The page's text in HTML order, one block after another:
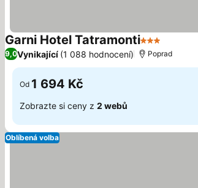
Garni Hotel Tatramonti3 Počet
9,0Vynikající (1 088 hodnocení) Poprad
Od 1 694 Kč
Zobrazte si ceny z 2 webů
Oblíbená volba